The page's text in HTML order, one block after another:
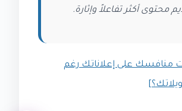
محتوى أكثر تفاعلاً وإثارة.
منافسك على إعلاناتك رغم